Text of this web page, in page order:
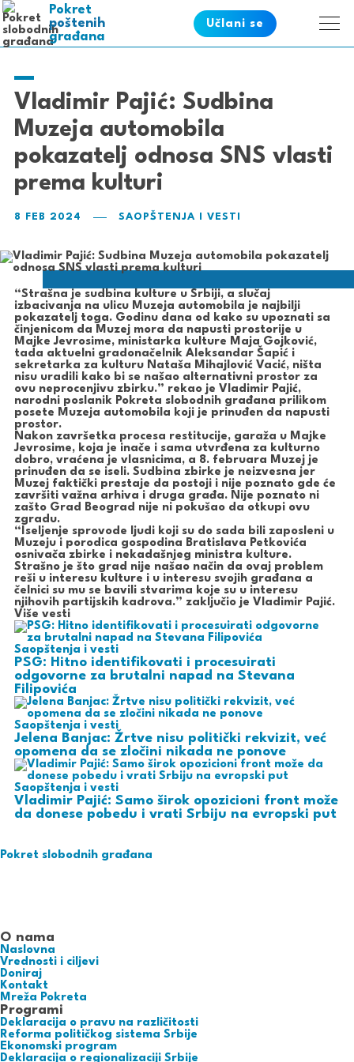
Pokret
poštenih
ispravnih
pametnih
građana
Učlani se
Vladimir Pajić: Sudbina
Muzeja automobila
pokazatelj odnosa SNS vlasti
prema kulturi
8 FEB 2024 SAOPŠTENJA I VESTI
“Strašna je sudbina kulture u Srbiji, a slučaj
izbacivanja na ulicu Muzeja automobila je najbilji
pokazatelj toga. Godinu dana od kako su upoznati sa
činjenicom da Muzej mora da napusti prostorije u
Majke Jevrosime, ministarka kulture Maja Gojković,
tada aktuelni gradonačelnik Aleksandar Šapić i
sekretarka za kulturu Nataša Mihajlović Vacić, ništa
nisu uradili kako bi se našao alternativni prostor za
ovu neprocenjivu zbirku.” rekao je Vladimir Pajić,
narodni poslanik Pokreta slobodnih građana prilikom
posete Muzeja automobila koji je prinuđen da napusti
prostor.
Nakon završetka procesa restitucije, garaža u Majke
Jevrosime, koja je inače i sama utvrđena za kulturno
dobro, vraćena je vlasnicima, a 8. februara Muzej je
prinuđen da se iseli. Sudbina zbirke je neizvesna jer
Muzej faktički prestaje da postoji i nije poznato gde će
završiti važna arhiva i druga građa. Nije poznato ni
zašto Grad Beograd nije ni pokušao da otkupi ovu
zgradu.
“Iseljenje sprovode ljudi koji su do sada bili zaposleni u
Muzeju i porodica gospodina Bratislava Petkovića
osnivača zbirke i nekadašnjeg ministra kulture.
Strašno je što grad nije našao način da ovaj problem
reši u interesu kulture i u interesu svojih građana a
čelnici su mu se bavili stvarima koje su u interesu
njihovih partijskih kadrova.” zaključio je Vladimir Pajić.
Više vesti
Saopštenja i vesti
PSG: Hitno identifikovati i procesuirati
odgovorne za brutalni napad na Stevana
Filipovića
Saopštenja i vesti
Jelena Banjac: Žrtve nisu politički rekvizit, već
opomena da se zločini nikada ne ponove
Saopštenja i vesti
Vladimir Pajić: Samo širok opozicioni front može
da donese pobedu i vrati Srbiju na evropski put
Pokret slobodnih građana
O nama
Naslovna
Vrednosti i ciljevi
Doniraj
Kontakt
Mreža Pokreta
Programi
Deklaracija o pravu na različitosti
Reforma političkog sistema Srbije
Ekonomski program
Deklaracija o regionalizaciji Srbije